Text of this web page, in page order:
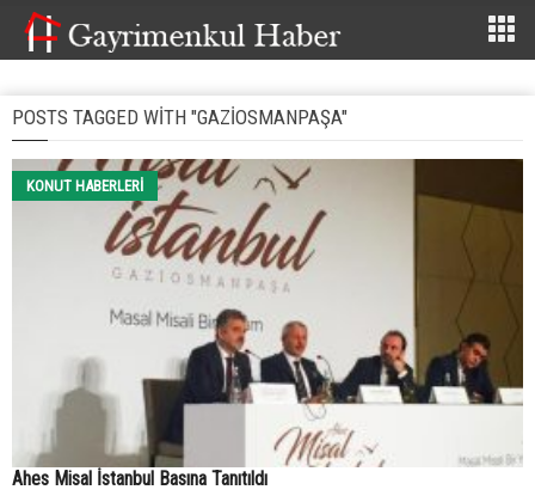
POSTS TAGGED WITH "GAZIOSMANPAŞA"
KONUT HABERLERI
Ahes Misal İstanbul Basına Tanıtıldı